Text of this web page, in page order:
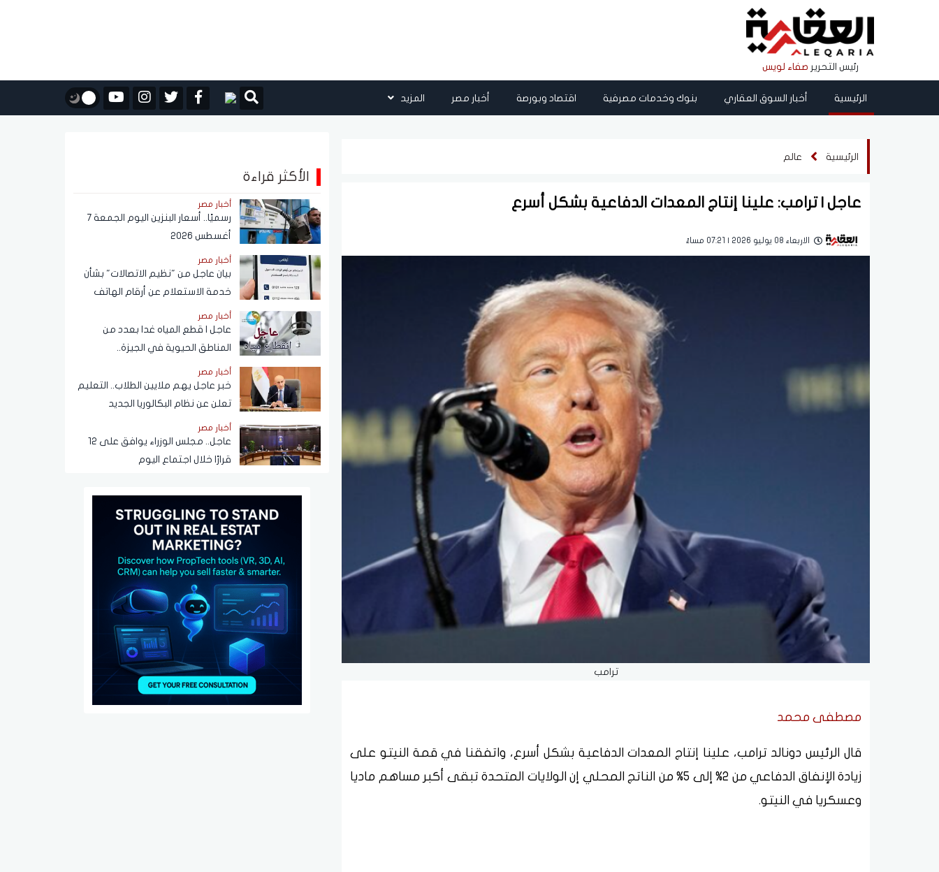
رئيس التحرير صفاء لويس
الرئيسية أخبار السوق العقاري بنوك وخدمات مصرفية اقتصاد وبورصة أخبار مصر المزيد
الرئيسية عالم
عاجل | ترامب: علينا إنتاج المعدات الدفاعية بشكل أسرع
الاربعاء 08 يوليو 2026 | 07:21 مساءً
ترامب
مصطفى محمد
قال الرئيس دونالد ترامب، علينا إنتاج المعدات الدفاعية بشكل أسرع، واتفقنا في قمة النيتو على
زيادة الإنفاق الدفاعي من 2% إلى 5% من الناتج المحلي إن الولايات المتحدة تبقى أكبر مساهم ماديا
وعسكريا في النيتو.
الأكثر قراءة
أخبار مصر
رسميًا.. أسعار البنزين اليوم الجمعة 7
أغسطس 2026
أخبار مصر
بيان عاجل من "نظيم الاتصالات" بشأن
خدمة الاستعلام عن أرقام الهاتف
المحمول المسجلة باسم المستخدم
عبر تطبيق My NTRA
أخبار مصر
عاجل | قطع المياه غدا بعدد من
المناطق الحيوية في الجيزة..
ومناشدات للمواطنين بتدبير
احتياجاتهم
أخبار مصر
خبر عاجل يهم ملايين الطلاب.. التعليم
تعلن عن نظام البكالوريا الجديد
أخبار مصر
عاجل.. مجلس الوزراء يوافق على 12
قرارًا خلال اجتماع اليوم